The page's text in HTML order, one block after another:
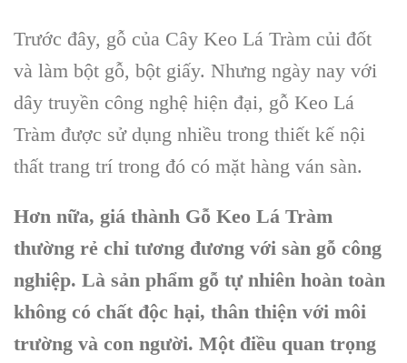
Trước đây, gỗ của Cây Keo Lá Tràm củi đốt
và làm bột gỗ, bột giấy. Nhưng ngày nay với
dây truyền công nghệ hiện đại, gỗ Keo Lá
Tràm được sử dụng nhiều trong thiết kế nội
thất trang trí trong đó có mặt hàng ván sàn.
Hơn nữa, giá thành Gỗ Keo Lá Tràm
thường rẻ chỉ tương đương với sàn gỗ công
nghiệp. Là sản phẩm gỗ tự nhiên hoàn toàn
không có chất độc hại, thân thiện với môi
trường và con người. Một điều quan trọng